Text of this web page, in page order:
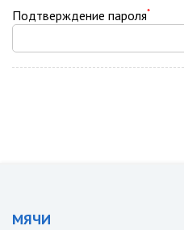
Подтверждение пароля*
МЯЧИ